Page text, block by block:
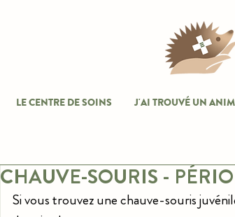
LE CENTRE DE SOINS J'AI TROUVÉ UN
CHAUVE-SOURIS -
Si vous trouvez une chauve-souris